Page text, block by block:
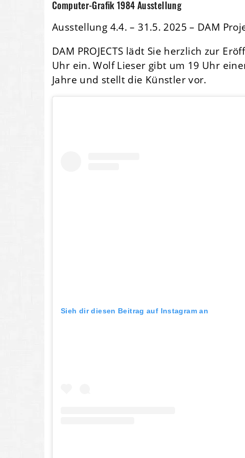
Computer-Grafik 1984 Ausstellung
Ausstellung 4.4. – 31.5. 2025 – DAM
DAM PROJECTS lädt Sie herzlich zur
Uhr ein. Wolf Lieser gibt um 19 Uhr
Jahre und stellt die Künstler vor.
Sieh dir diesen Beitrag auf Instagram an